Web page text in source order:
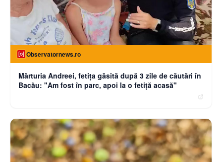
Observatornews.ro
Mărturia Andreei, fetiţa găsită după 3 zile de căutări în
Bacău: "Am fost în parc, apoi la o fetiţă acasă"